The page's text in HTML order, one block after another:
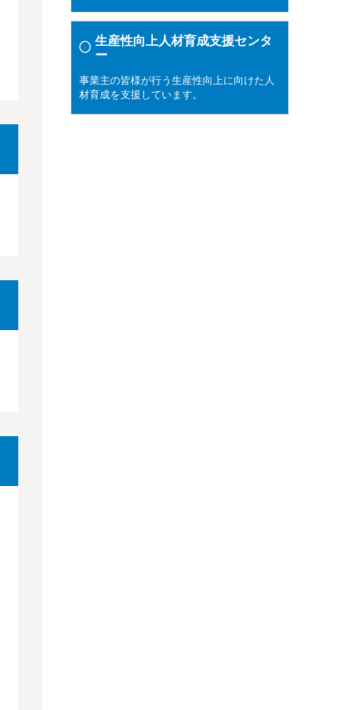
生産性向上人材育成支援センタ
ー
事業主の皆様が行う生産性向上に向けた人
材育成を支援しています。